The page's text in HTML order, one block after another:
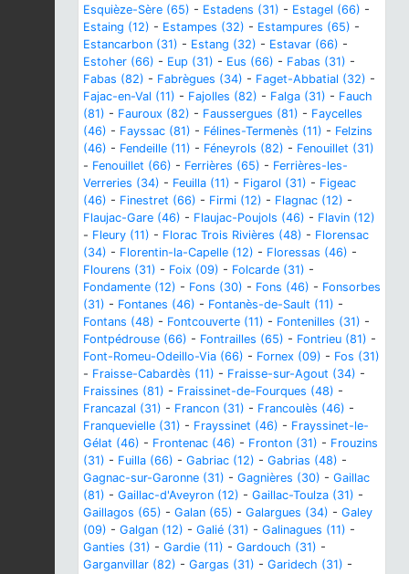
Esquièze-Sère (65) - Estadens (31) - Estagel (66) -
Estaing (12) - Estampes (32) - Estampures (65) -
Estancarbon (31) - Estang (32) - Estavar (66) -
Estoher (66) - Eup (31) - Eus (66) - Fabas (31) -
Fabas (82) - Fabrègues (34) - Faget-Abbatial (32) -
Fajac-en-Val (11) - Fajolles (82) - Falga (31) - Fauch
(81) - Fauroux (82) - Faussergues (81) - Faycelles
(46) - Fayssac (81) - Félines-Termenès (11) - Felzins
(46) - Fendeille (11) - Féneyrols (82) - Fenouillet (31)
- Fenouillet (66) - Ferrières (65) - Ferrières-les-
Verreries (34) - Feuilla (11) - Figarol (31) - Figeac
(46) - Finestret (66) - Firmi (12) - Flagnac (12) -
Flaujac-Gare (46) - Flaujac-Poujols (46) - Flavin (12)
- Fleury (11) - Florac Trois Rivières (48) - Florensac
(34) - Florentin-la-Capelle (12) - Floressas (46) -
Flourens (31) - Foix (09) - Folcarde (31) -
Fondamente (12) - Fons (30) - Fons (46) - Fonsorbes
(31) - Fontanes (46) - Fontanès-de-Sault (11) -
Fontans (48) - Fontcouverte (11) - Fontenilles (31) -
Fontpédrouse (66) - Fontrailles (65) - Fontrieu (81) -
Font-Romeu-Odeillo-Via (66) - Fornex (09) - Fos (31)
- Fraisse-Cabardès (11) - Fraisse-sur-Agout (34) -
Fraissines (81) - Fraissinet-de-Fourques (48) -
Francazal (31) - Francon (31) - Francoulès (46) -
Franquevielle (31) - Frayssinet (46) - Frayssinet-le-
Gélat (46) - Frontenac (46) - Fronton (31) - Frouzins
(31) - Fuilla (66) - Gabriac (12) - Gabrias (48) -
Gagnac-sur-Garonne (31) - Gagnières (30) - Gaillac
(81) - Gaillac-d'Aveyron (12) - Gaillac-Toulza (31) -
Gaillagos (65) - Galan (65) - Galargues (34) - Galey
(09) - Galgan (12) - Galié (31) - Galinagues (11) -
Ganties (31) - Gardie (11) - Gardouch (31) -
Garganvillar (82) - Gargas (31) - Garidech (31) -